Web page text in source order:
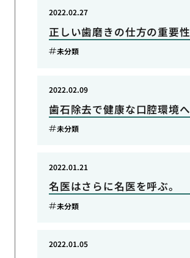
正しい歯磨きの仕方の重要性
2022.02.27
未分類
歯石除去で健康な口腔環境へ
2022.02.09
未分類
名医はさらに名医を呼ぶ。
2022.01.21
未分類
2022.01.05